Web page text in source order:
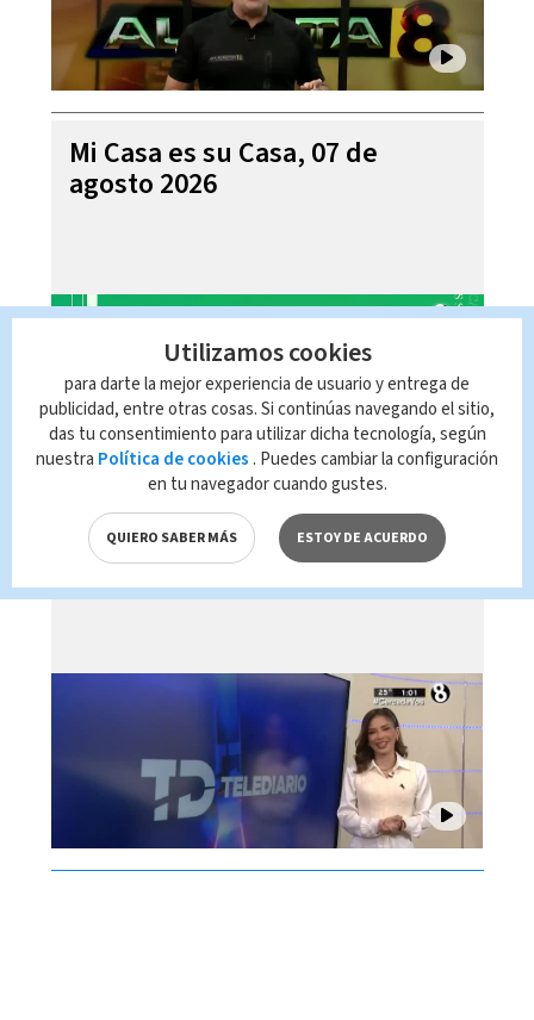
Mi Casa es su Casa, 07 de
agosto 2026
Telediario En Directo con Paula
Brenes, 07 de agosto 2026
Utilizamos cookies
para darte la mejor experiencia de usuario y entrega de
publicidad, entre otras cosas. Si continúas navegando el sitio,
das tu consentimiento para utilizar dicha tecnología, según
nuestra Política de cookies . Puedes cambiar la configuración
en tu navegador cuando gustes.
QUIERO SABER MÁS ESTOY DE ACUERDO